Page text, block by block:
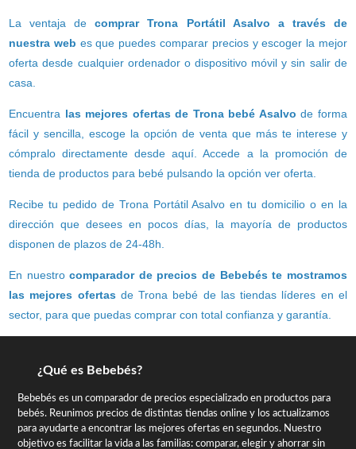
La ventaja decomprar Trona Portátil Asalvo a través de
nuestra web es que puedes comparar precios y escoger la mejor
oferta desde cualquier ordenador o dispositivo móvil y sin salir de
casa.
Encuentra las mejores ofertas de Trona bebé Asalvo de forma
fácil y sencilla, escoge la opción de venta que más te interese y
cómpralo directamente desde aquí. Accede a la promoción de
tienda de productos para bebé pulsando la opción ver oferta.
Recibe tu pedido de Trona Portátil Asalvo en tu domicilio o en la
dirección que desees en pocos días, la mayoría de productos
disponen de plazos de 24-48h.
En nuestrocomparador de precios de Bebebés te mostramos
las mejores ofertasde Trona bebé de las tiendas líderes en el
sector, para que puedas comprar con total confianza y garantía.
¿Qué es Bebebés?
Bebebés es un comparador de precios especializado en productos para
bebés. Reunimos precios de distintas tiendas online y los actualizamos
para ayudarte a encontrar las mejores ofertas en segundos. Nuestro
objetivo es facilitar la vida a las familias: comparar, elegir y ahorrar sin